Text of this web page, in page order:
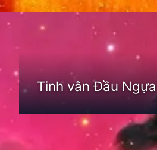
Đang mở
Tinh vân Đầu Ngựa